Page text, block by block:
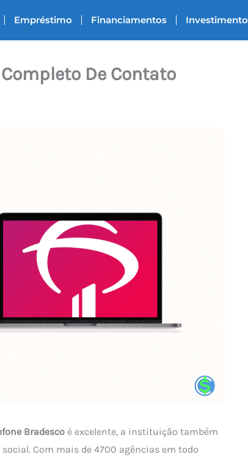
Empréstimo Financiamentos Investimento
De Contato
Bradesco é excelente, a instituição também
Com mais de 4700 agências em todo